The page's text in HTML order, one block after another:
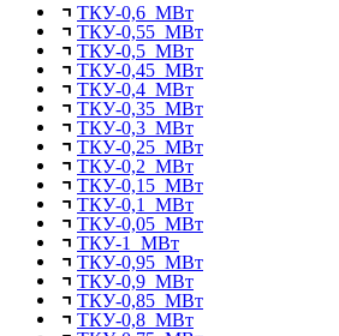
ТКУ-0,6 МВт
ТКУ-0,55 МВт
ТКУ-0,5 МВт
ТКУ-0,45 МВт
ТКУ-0,4 МВт
ТКУ-0,35 МВт
ТКУ-0,3 МВт
ТКУ-0,25 МВт
ТКУ-0,2 МВт
ТКУ-0,15 МВт
ТКУ-0,1 МВт
ТКУ-0,05 МВт
ТКУ-1 МВт
ТКУ-0,95 МВт
ТКУ-0,9 МВт
ТКУ-0,85 МВт
ТКУ-0,8 МВт